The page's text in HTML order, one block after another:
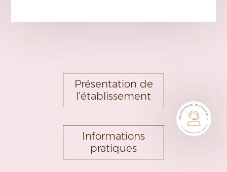
Présentation de
l’établissement
Informations
pratiques